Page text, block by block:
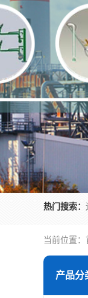
热门搜索：
当前位置：
产品分